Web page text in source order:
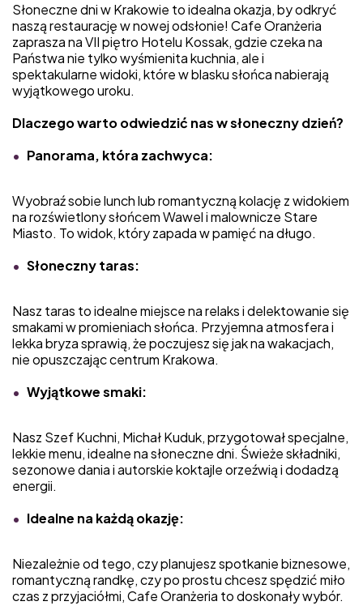
Słoneczne dni w Krakowie to idealna okazja, by odkryć
naszą restaurację w nowej odsłonie! Cafe Oranżeria
zaprasza na VII piętro Hotelu Kossak, gdzie czeka na
Państwa nie tylko wyśmienita kuchnia, ale i
spektakularne widoki, które w blasku słońca nabierają
wyjątkowego uroku.
Dlaczego warto odwiedzić nas w słoneczny dzień?
Panorama, która zachwyca:
Wyobraź sobie lunch lub romantyczną kolację z widokiem
na rozświetlony słońcem Wawel i malownicze Stare
Miasto. To widok, który zapada w pamięć na długo.
Słoneczny taras:
Nasz taras to idealne miejsce na relaks i delektowanie się
smakami w promieniach słońca. Przyjemna atmosfera i
lekka bryza sprawią, że poczujesz się jak na wakacjach,
nie opuszczając centrum Krakowa.
Wyjątkowe smaki:
Nasz Szef Kuchni, Michał Kuduk, przygotował specjalne,
lekkie menu, idealne na słoneczne dni. Świeże składniki,
sezonowe dania i autorskie koktajle orzeźwią i dodadzą
energii.
Idealne na każdą okazję:
Niezależnie od tego, czy planujesz spotkanie biznesowe,
romantyczną randkę, czy po prostu chcesz spędzić miło
czas z przyjaciółmi, Cafe Oranżeria to doskonały wybór.